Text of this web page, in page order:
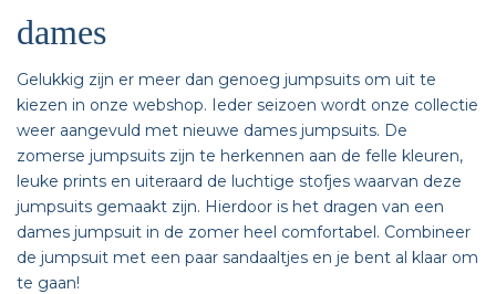
dames
Gelukkig zijn er meer dan genoeg jumpsuits om uit te
kiezen in onze webshop. Ieder seizoen wordt onze collectie
weer aangevuld met nieuwe dames jumpsuits. De
zomerse jumpsuits zijn te herkennen aan de felle kleuren,
leuke prints en uiteraard de luchtige stofjes waarvan deze
jumpsuits gemaakt zijn. Hierdoor is het dragen van een
dames jumpsuit in de zomer heel comfortabel. Combineer
de jumpsuit met een paar sandaaltjes en je bent al klaar om
te gaan!